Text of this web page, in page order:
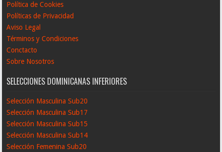
Política de Cookies
Políticas de Privacidad
Aviso Legal
Términos y Condiciones
Conctacto
Sobre Nosotros
SELECCIONES DOMINICANAS INFERIORES
Selección Masculina Sub20
Selección Masculina Sub17
Selección Masculina Sub15
Selección Masculina Sub14
Selección Femenina Sub20